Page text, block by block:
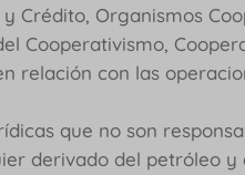
Crédito, Organismos
Cooperativismo,
relación con las
que no son
derivado del petróleo